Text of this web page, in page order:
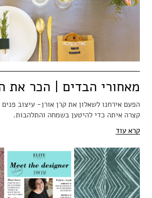
מאחורי הבדים | הכר את
הפעם אירחנו לשאלון את קרן אורן- עיצוב
קצרה איתה כדי להיטען בשמחה והתלהבות.
קרא עוד